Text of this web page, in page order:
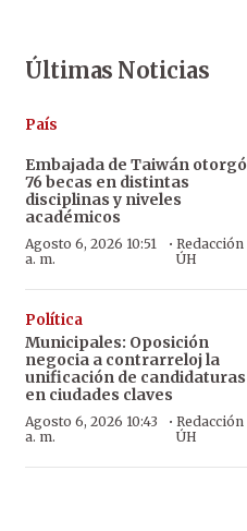
Últimas Noticias
País
Embajada de Taiwán otorgó
76 becas en distintas
disciplinas y niveles
académicos
Agosto 6, 2026 10:51
a. m.
· Redacción
ÚH
Política
Municipales: Oposición
negocia a contrarreloj la
unificación de candidaturas
en ciudades claves
Agosto 6, 2026 10:43
a. m.
·Redacción
ÚH